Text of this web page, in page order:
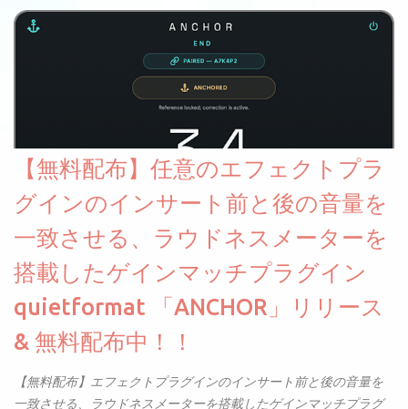
ージョンの制限がかなり緩和されていてより実用的。オーケスト
ラセッティングだけでなくボーカルミックスやピアノにも使えま
【無料配布】任意のエフェクトプラ
グインのインサート前と後の音量を
一致させる、ラウドネスメーターを
搭載したゲインマッチプラグイン
quietformat 「ANCHOR」リリース
& 無料配布中！！
【無料配布】エフェクトプラグインのインサート前と後の音量を
一致させる、ラウドネスメーターを搭載したゲインマッチプラグ